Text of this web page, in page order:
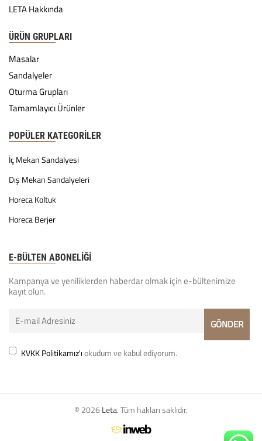
LETA Hakkında
ÜRÜN GRUPLARI
Masalar
Sandalyeler
Oturma Grupları
Tamamlayıcı Ürünler
POPÜLER KATEGORILER
İç Mekan Sandalyesi
Dış Mekan Sandalyeleri
Horeca Koltuk
Horeca Berjer
E-BÜLTEN ABONELİĞİ
Kampanya ve yeniliklerden haberdar olmak için e-bültenimize
kayıt olun.
KVKK Politikamız'ıokudum ve kabul ediyorum.
© 2026 Leta. Tüm hakları saklıdır.